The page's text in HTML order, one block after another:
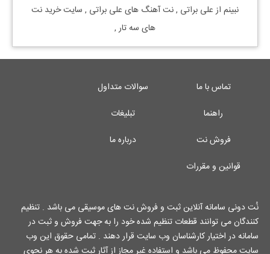
نبینم از علی براتی , نت آهنگ های علی براتی , سایت خرید نت
های سه تار ,
تماس با ما
سوالات متداول
راهنما
تبلیغات
فروش نت
درباره ما
قوانین و مقررات
نُت دونی سامانه آنلاین ثبت و فروش نت های موسیقی می باشد . تنظیم
کنندگان می توانند قطعات تنظیم شده خود را به جهت فروش و ثبت در
سامانه در اختیار کارشناسان وب سایت قرار دهند . تمامی حقوق این وب
سایت محفوظ می باشد و استفاده غیر مجاز از آثار ثبت شده به هر نحوی